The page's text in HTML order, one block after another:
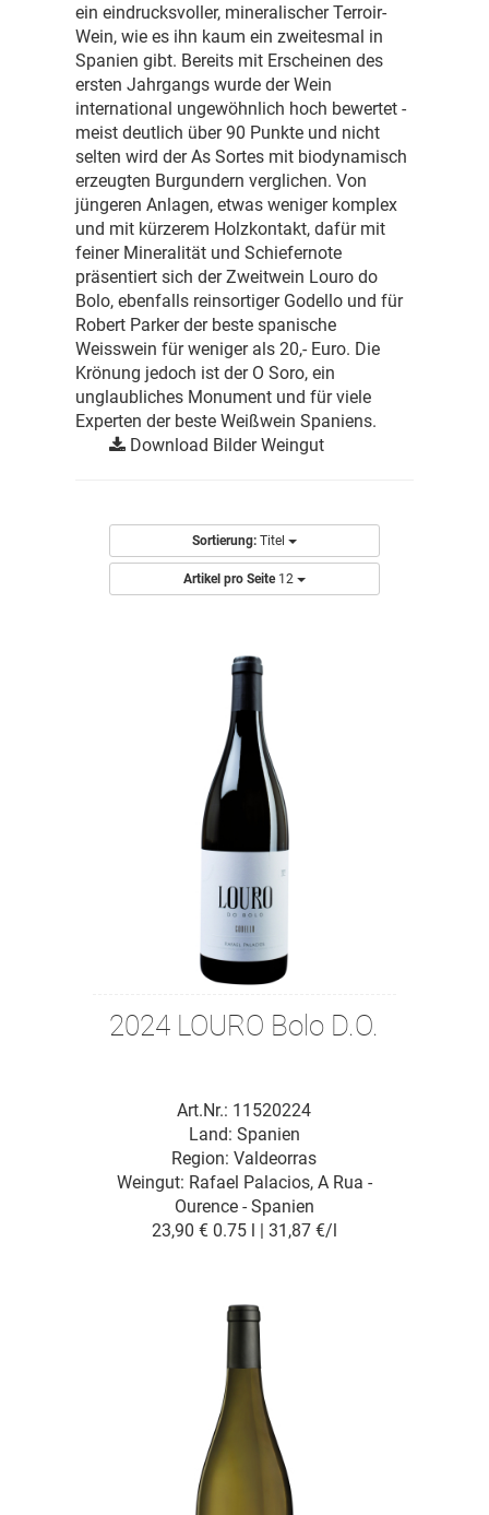
ein eindrucksvoller, mineralischer Terroir-
Wein, wie es ihn kaum ein zweitesmal in
Spanien gibt. Bereits mit Erscheinen des
ersten Jahrgangs wurde der Wein
international ungewöhnlich hoch bewertet -
meist deutlich über 90 Punkte und nicht
selten wird der As Sortes mit biodynamisch
erzeugten Burgundern verglichen. Von
jüngeren Anlagen, etwas weniger komplex
und mit kürzerem Holzkontakt, dafür mit
feiner Mineralität und Schiefernote
präsentiert sich der Zweitwein Louro do
Bolo, ebenfalls reinsortiger Godello und für
Robert Parker der beste spanische
Weisswein für weniger als 20,- Euro. Die
Krönung jedoch ist der O Soro, ein
unglaubliches Monument und für viele
Experten der beste Weißwein Spaniens.
Download Bilder Weingut
Sortierung: Titel
Artikel pro Seite 12
2024 LOURO Bolo D.O.
Art.Nr.: 11520224
Region: Valdeorras
Weingut: Rafael Palacios, A Rua -
Ourence - Spanien
Land: Spanien
23,90 € 0.75 l | 31,87 €/l